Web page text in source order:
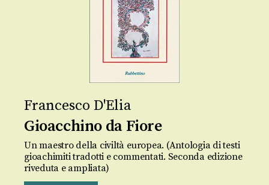
Francesco D'Elia
Gioacchino da Fiore
Un maestro della civiltà europea. (Antologia di testi
gioachimiti tradotti e commentati. Seconda edizione
riveduta e ampliata)